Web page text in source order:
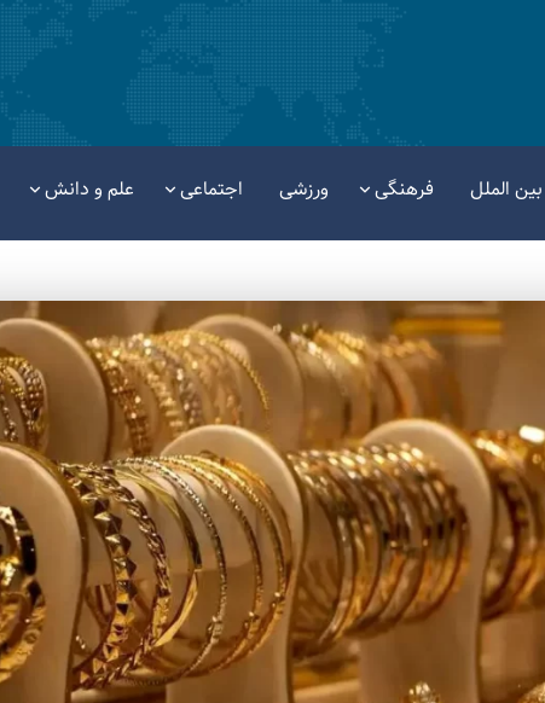
بین الملل فرهنگی ورزشی اجتماعی علم و دانش